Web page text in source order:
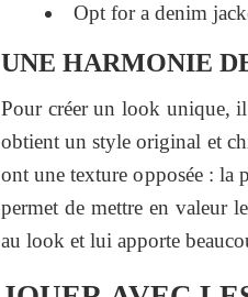
Opt for a denim
UNE HARMONIE
Pour créer un look unique, il
obtient un style original et
ont une texture opposée : la
permet de mettre en valeur
au look et lui apporte